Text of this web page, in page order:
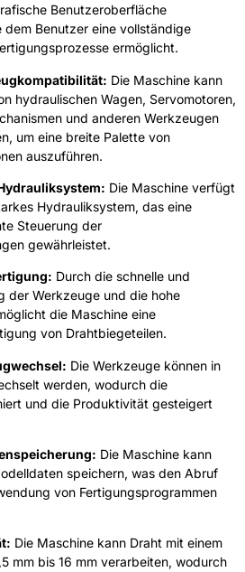
Benutzeroberfläche
dem Benutzer eine vollständige
ermöglicht.
Die Maschine kann
hydraulischen Wagen, Servomotoren,
und anderen Werkzeugen
um eine breite Palette von
auszuführen.
Die Maschine verfügt
Hydrauliksystem, das eine
Steuerung der
gewährleistet.
Durch die schnelle und
der Werkzeuge und die hohe
die Maschine eine
von Drahtbiegeteilen.
Die Werkzeuge können in
werden, wodurch die
und die Produktivität gesteigert
Die Maschine kann
speichern, was den Abruf
von Fertigungsprogrammen
Die Maschine kann Draht mit einem
mm bis 16 mm verarbeiten, wodurch